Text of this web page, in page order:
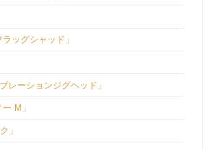
ッグシャッド」
レーションジグヘッド」
M」
」